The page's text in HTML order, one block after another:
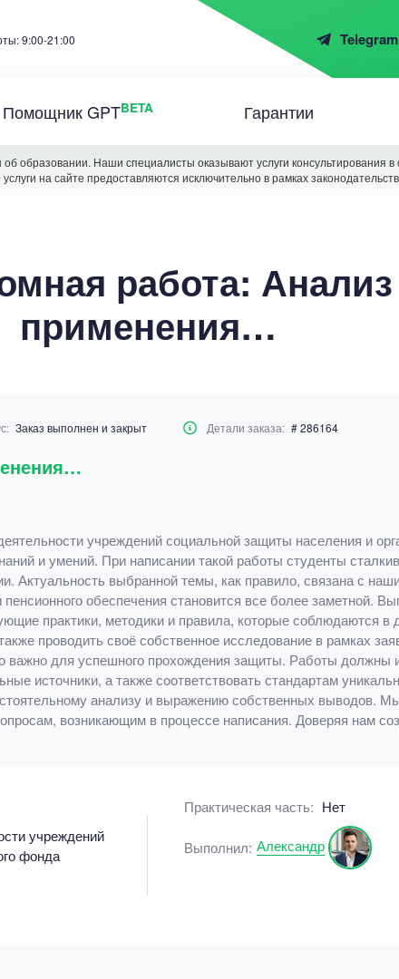
9:00-21:00
Помощник GPTBETA Гарантии
образовании. Наши специалисты оказывают услуги консультирования
на сайте предоставляются исключительно в рамках
работа: Анализ
применения…
Заказ выполнен и закрыт Детали заказа: # 286164
учреждений социальной защиты населения и
и умений. При написании такой работы студенты
Актуальность выбранной темы, как правило, связана с
обеспечения становится все более заметной.
практики, методики и правила, которые соблюдаются в
проводить своё собственное исследование в рамках
для успешного прохождения защиты. Работы должны
источники, а также соответствовать стандартам
анализу и выражению собственных выводов.
возникающим в процессе написания. Доверяя нам
учреждений
фонда
Практическая часть: Нет
Выполнил: Александр